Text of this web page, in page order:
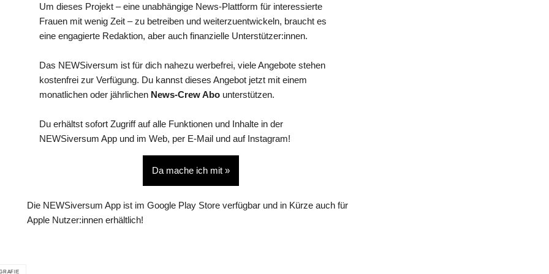
Um dieses Projekt – eine unabhängige News-Plattform für interessierte
Frauen mit wenig Zeit – zu betreiben und weiterzuentwickeln, braucht es
eine engagierte Redaktion, aber auch finanzielle Unterstützer:innen.
Das NEWSiversum ist für dich nahezu werbefrei, viele Angebote stehen
kostenfrei zur Verfügung. Du kannst dieses Angebot jetzt mit einem
monatlichen oder jährlichen News-Crew Abo unterstützen.
Du erhältst sofort Zugriff auf alle Funktionen und Inhalte in der
NEWSiversum App und im Web, per E-Mail und auf Instagram!
Da mache ich mit »
Die NEWSiversum App ist im Google Play Store verfügbar und in Kürze auch für
Apple Nutzer:innen erhältlich!